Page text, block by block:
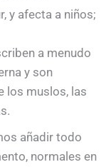
y afecta a niños;
a menudo
y son
los muslos, las
añadir todo
normales en